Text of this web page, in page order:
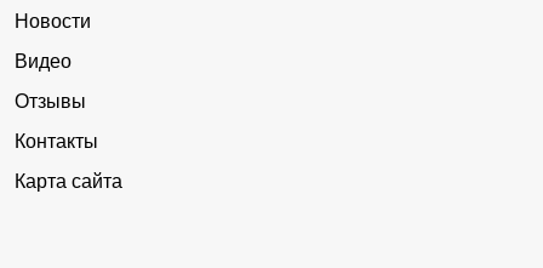
Новости
Видео
Отзывы
Контакты
Карта сайта